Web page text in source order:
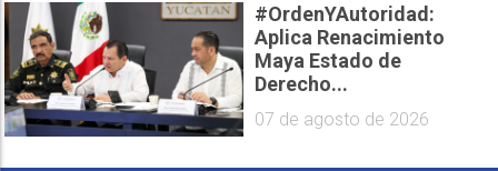
#OrdenYAutoridad:
Aplica Renacimiento
Maya Estado de
Derecho...
07 de agosto de 2026